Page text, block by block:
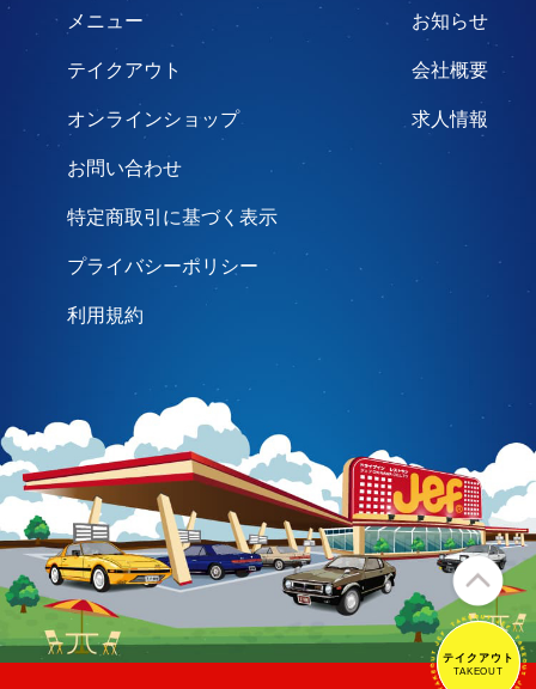
テイクアウト
TAKEOUT
テイクアウト
TAKEOUT
メニュー
テイクアウト
オンラインショップ
お知らせ
会社概要
求人情報
お問い合わせ
特定商取引に基づく表示
プライバシーポリシー
利用規約